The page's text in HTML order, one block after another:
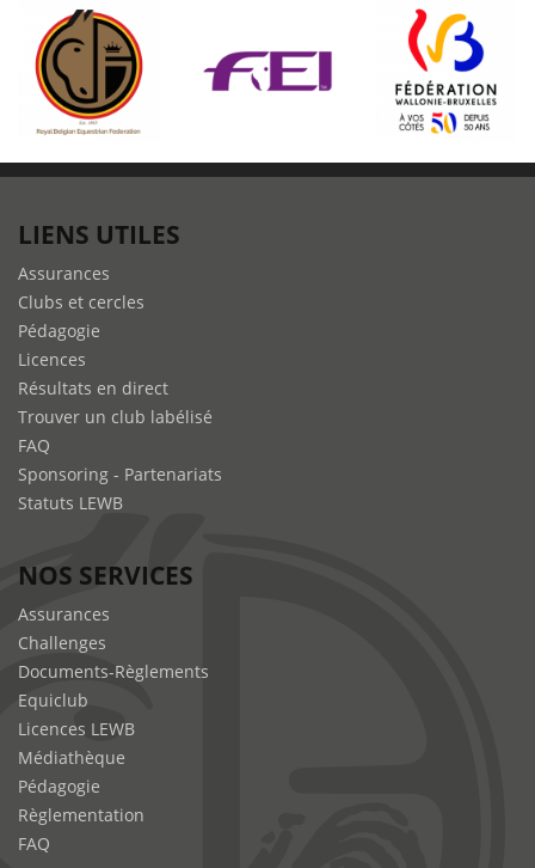
LIENS UTILES
Assurances
Clubs et cercles
Pédagogie
Licences
Résultats en direct
Trouver un club labélisé
FAQ
Sponsoring - Partenariats
Statuts LEWB
NOS SERVICES
Assurances
Challenges
Documents-Règlements
Equiclub
Licences LEWB
Médiathèque
Pédagogie
Règlementation
FAQ